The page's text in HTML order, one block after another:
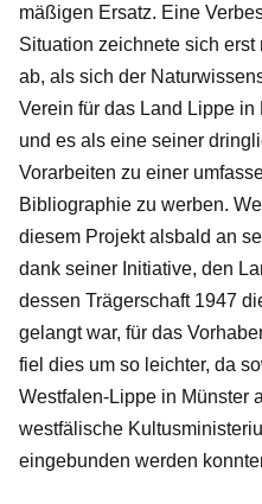
mäßigen Ersatz. Eine
Situation zeichnete sich
ab, als sich der
Verein für das Land Lippe
und es als eine seiner
Vorarbeiten zu einer
Bibliographie zu werben.
diesem Projekt alsbald an
dank seiner Initiative, den
dessen Trägerschaft 1947
gelangt war, für das
fiel dies um so leichter, da
Westfalen-Lippe in Münster
westfälische
eingebunden werden